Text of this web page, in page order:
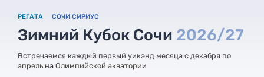
РЕГАТА СОЧИ СИРИУС
Зимний Кубок Сочи 2026/27
Встречаемся каждый первый уикэнд месяца с декабря по
апрель на Олимпийской акватории